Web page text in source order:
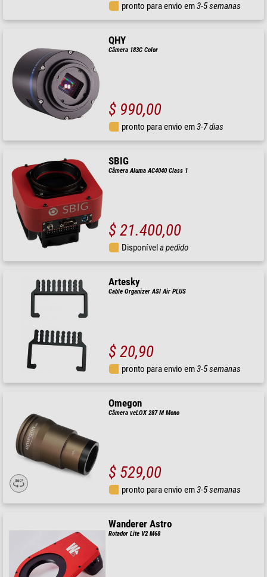
pronto para envio em3-5 semanas
QHY
Câmera 183C Color
$ 990,00
pronto para envio em3-7 dias
SBIG
Câmera Aluma AC4040 Class 1
$ 21.400,00
Disponívela pedido
Artesky
Cable Organizer ASI Air PLUS
$ 20,90
pronto para envio em3-5 semanas
Omegon
Câmera veLOX 287 M Mono
$ 529,00
pronto para envio em3-5 semanas
Wanderer Astro
Rotador Lite V2 M68